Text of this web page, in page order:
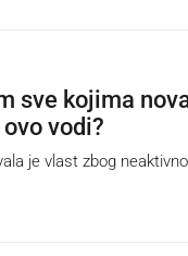
sve kojima
vodi?
je vlast zbog